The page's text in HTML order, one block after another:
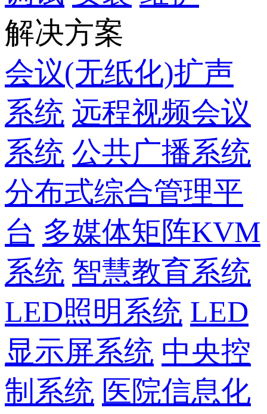
解决方案
会议(无纸化)扩声
系统 远程视频会议
系统 公共广播系统
分布式综合管理平
台 多媒体矩阵KVM
系统 智慧教育系统
LED照明系统 LED
显示屏系统 中央控
制系统 医院信息化